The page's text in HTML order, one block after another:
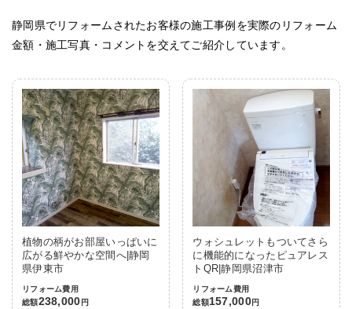
静岡県でリフォームされたお客様の施工事例を実際のリフォーム
金額・施工写真・コメントを交えてご紹介しています。
植物の柄がお部屋いっぱいに
広がる鮮やかな空間へ|静岡
県伊東市
リフォーム費用
総額238,000 円
ウォシュレットもついてさら
に機能的になったピュアレス
トQR|静岡県沼津市
リフォーム費用
総額157,000円